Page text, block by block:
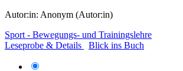
Autor:in: Anonym (Autor:in)
Sport - Bewegungs- und Trainingslehre
Leseprobe & Details
Blick ins Buch